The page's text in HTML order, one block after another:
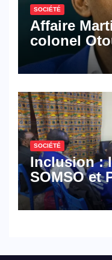
SOCIÉTÉ
Affaire
colonel
croisé des
défense
SOCIÉTÉ
Inclusion :
SOMSO et
militent en
réforme